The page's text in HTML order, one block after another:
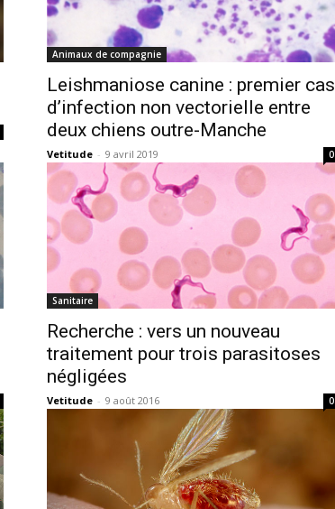
Animaux de compagnie
Leishmaniose canine : premier cas
d’infection non vectorielle entre
deux chiens outre-Manche
Vetitude - 9 avril 2019 0
Sanitaire
Recherche : vers un nouveau
traitement pour trois parasitoses
négligées
Vetitude - 9 août 2016 0